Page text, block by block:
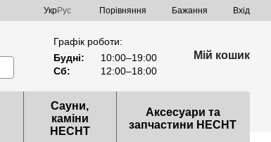
УкрРус Порівняння Бажання Вхід
Графік роботи:
Будні:
10:00–19:00
Сб:
12:00–18:00
Мій кошик
Сауни,
каміни
HECHT
Аксесуари та
запчастини HECHT